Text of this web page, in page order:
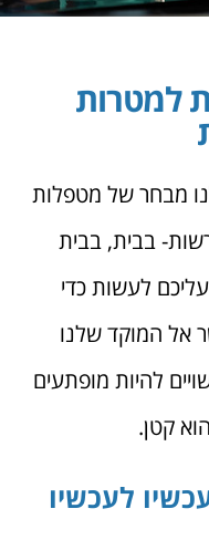
למטרות
מבחר של מטפלות
בבית, בבית
לעשות כדי
אל המוקד שלנו
להיות מופתעים
קטן.
לעכשיו